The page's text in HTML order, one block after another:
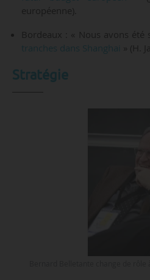
européenne).
Bordeaux : « Nous avons été
tranches dans Shanghai
» (H.
Stratégie